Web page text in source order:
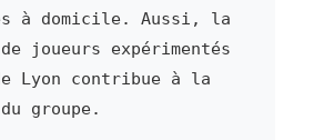
à domicile. Aussi, la
joueurs expérimentés
Lyon contribue à la
groupe.